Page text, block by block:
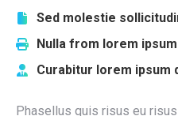
Sed molestie
Nulla from lorem ipsum
Curabitur lorem ipsum
Phasellus quis risus eu